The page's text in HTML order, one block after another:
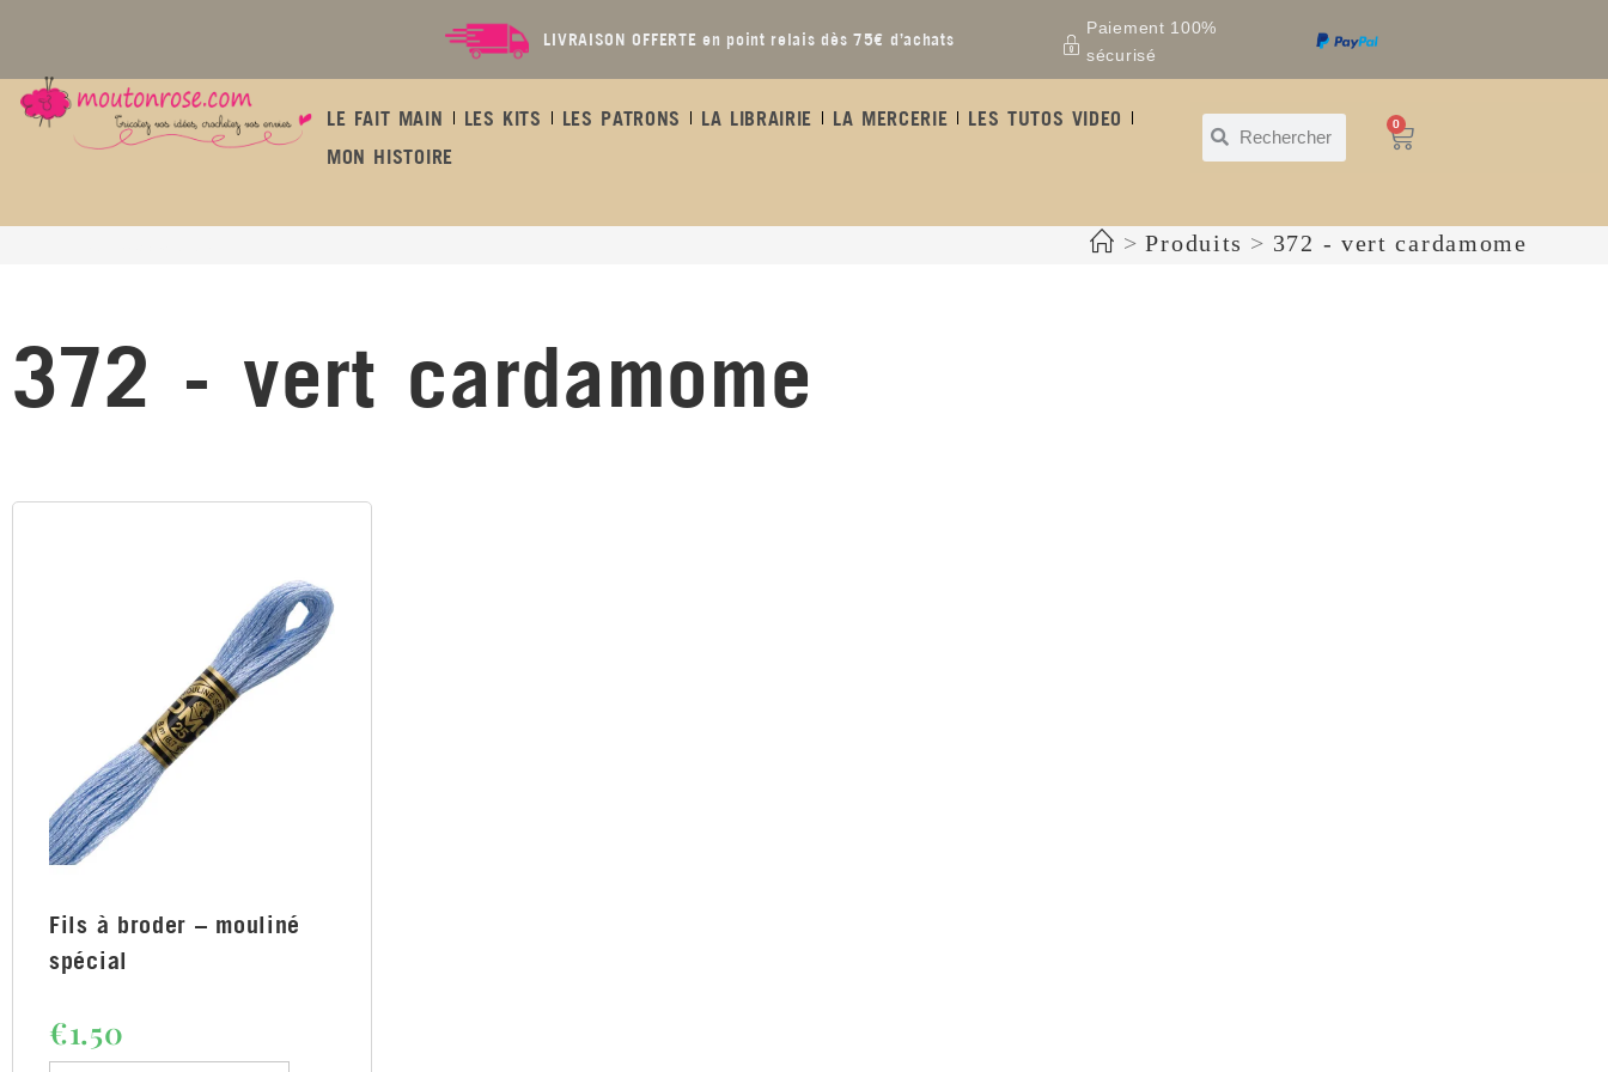
LIVRAISON OFFERTE en point relais dès 75€ d’achats
Paiement 100%
sécurisé
LE FAIT MAIN LES KITS LES PATRONS LA LIBRAIRIE LA MERCERIE
LES TUTOS VIDEO
MON HISTOIRE
0
> Produits > 372 - vert cardamome
372 - vert cardamome
Fils à broder – mouliné
spécial
€1.50